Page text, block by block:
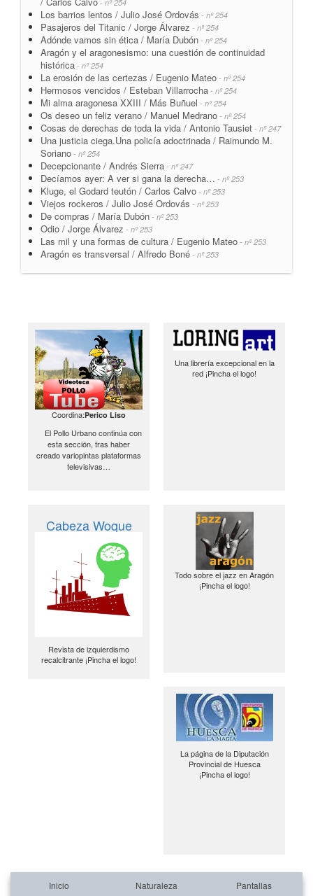
- nº 254
Los barrios lentos / Julio José Ordovás - nº 254
Pasajeros del Titanic / Jorge Álvarez - nº 254
Adónde vamos sin ética / María Dubón - nº 254
Aragón y el aragonesismo: una cuestión de continuidad
histórica - nº 254
La erosión de las certezas / Eugenio Mateo - nº 254
Hermosos vencidos / Esteban Villarrocha - nº 254
Mi alma aragonesa XXIII / Más Buñuel - nº 254
Os deseo un feliz verano / Manuel Medrano - nº 254
Cosas de derechas de toda la vida / Antonio Tausiet - nº 247
Una justicia ciega.Una policía adoctrinada / Raimundo M.
Soriano - nº 254
Decepcionante / Andrés Sierra - nº 247
Decíamos ayer: A ver si gana la derecha… - nº 253
Kluge, el Godard teutón / Carlos Calvo - nº 253
Viejos rockeros / Julio José Ordovás - nº 253
De compras / María Dubón - nº 253
Odio / Jorge Álvarez - nº 253
Las mil y una formas de cultura / Eugenio Mateo - nº 253
Aragón es transversal / Alfredo Boné - nº 253
Coordina:Perico Liso
El Pollo Urbano continúa con
esta sección, tras haber
creado variopintas plataformas
televisivas…
Una librería excepcional en la
red ¡Pincha el logo!
Cabeza Woque
Revista de izquierdismo
recalcitrante ¡Pincha el logo!
Todo sobre el jazz en Aragón
¡Pincha el logo!
La página de la Diputación
Provincial de Huesca
¡Pincha el logo!
Inicio Naturaleza Pantallas